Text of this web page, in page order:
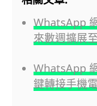
WhatsApp
來數週擴展
WhatsApp
鍵轉接手機